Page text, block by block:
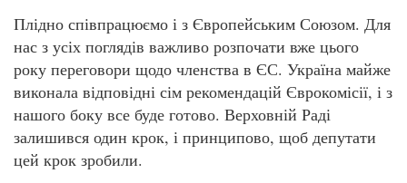
Плідно співпрацюємо і з Європейським Союзом. Для
нас з усіх поглядів важливо розпочати вже цього
року переговори щодо членства в ЄС. Україна майже
виконала відповідні сім рекомендацій Єврокомісії, і з
нашого боку все буде готово. Верховній Раді
залишився один крок, і принципово, щоб депутати
цей крок зробили.